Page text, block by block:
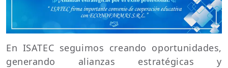
En ISATEC seguimos creando oportunidades,
generando alianzas estratégicas y